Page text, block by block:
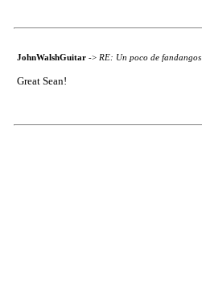
JohnWalshGuitar -> RE: Un poco de fandangos
Great Sean!